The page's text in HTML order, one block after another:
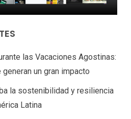
las Vacaciones Agostinas:
un gran impacto
la sostenibilidad y resiliencia
Latina